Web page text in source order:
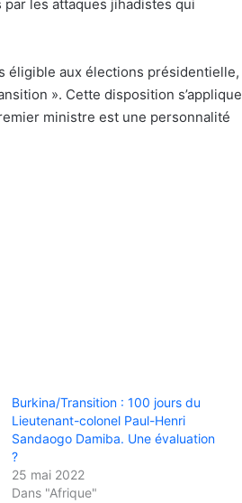
les attaques jihadistes qui
éligible aux élections présidentielle,
». Cette disposition s’applique
ministre est une personnalité
Burkina/Transition : 100 jours du
Lieutenant-colonel Paul-Henri
Sandaogo Damiba. Une évaluation
?
25 mai 2022
Dans "Afrique"